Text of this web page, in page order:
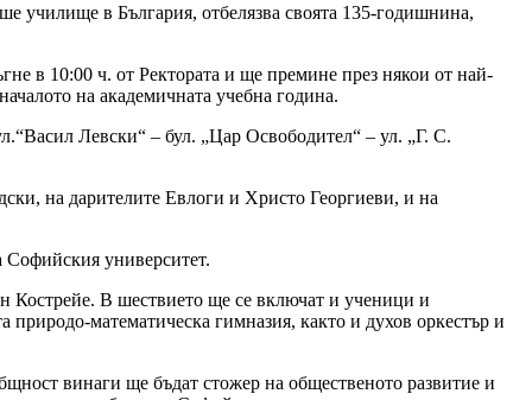
училище в България, отбелязва своята 135-годишнина,
в 10:00 ч. от Ректората и ще премине през някои от най-
на академичната учебна година.
Левски“ – бул. „Цар Освободител“ – ул. „Г. С.
на дарителите Евлоги и Христо Георгиеви, и на
университет.
Кострейе. В шествието ще се включат и ученици и
математическа гимназия, както и духов оркестър и
винаги ще бъдат стожер на общественото развитие и